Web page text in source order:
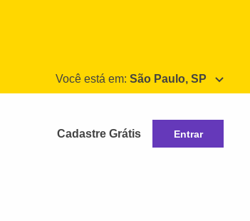
Você está em: São Paulo, SP
Cadastre Grátis Entrar